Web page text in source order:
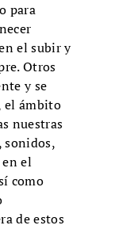
para
el subir y
Otros
y se
el ámbito
nuestras
sonidos,
el
como
de estos